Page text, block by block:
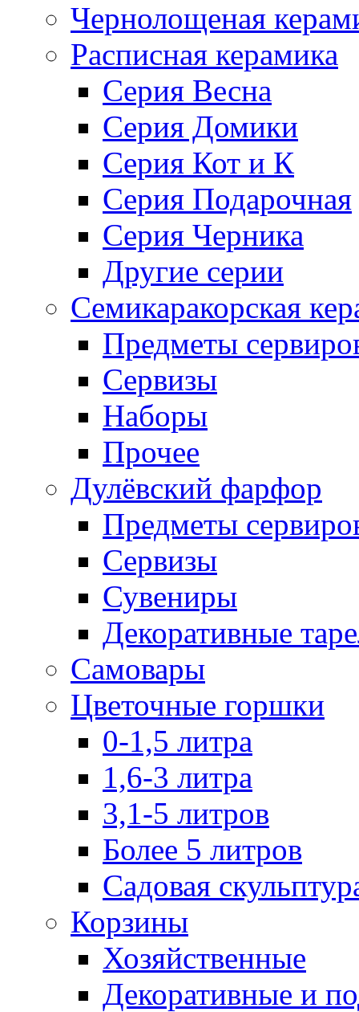
Чернолощеная
Расписная керамика
Серия Весна
Серия Домики
Серия Кот и К
Серия Подарочная
Серия Черника
Другие серии
Семикаракорская
Предметы
Сервизы
Наборы
Прочее
Дулёвский фарфор
Предметы
Сервизы
Сувениры
Декоративные
Самовары
Цветочные горшки
0-1,5 литра
1,6-3 литра
3,1-5 литров
Более 5 литров
Садовая
Корзины
Хозяйственные
Декоративные и